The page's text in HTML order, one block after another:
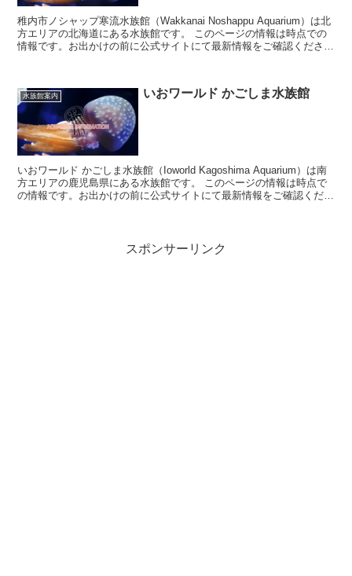
稚内市ノシャップ寒流水族館（Wakkanai Noshappu Aquarium）は北
方エリアの北海道にある水族館です。 このページの情報は時点での
情報です。お出かけの前に公式サイトにて最新情報をご確認くださ
水族館案内 いおワールド かごしま水族館
いおワールド かごしま水族館（Ioworld Kagoshima Aquarium）は南
方エリアの鹿児島県にある水族館です。 このページの情報は時点で
の情報です。お出かけの前に公式サイトにて最新情報をご確認くださ
スポンサーリンク